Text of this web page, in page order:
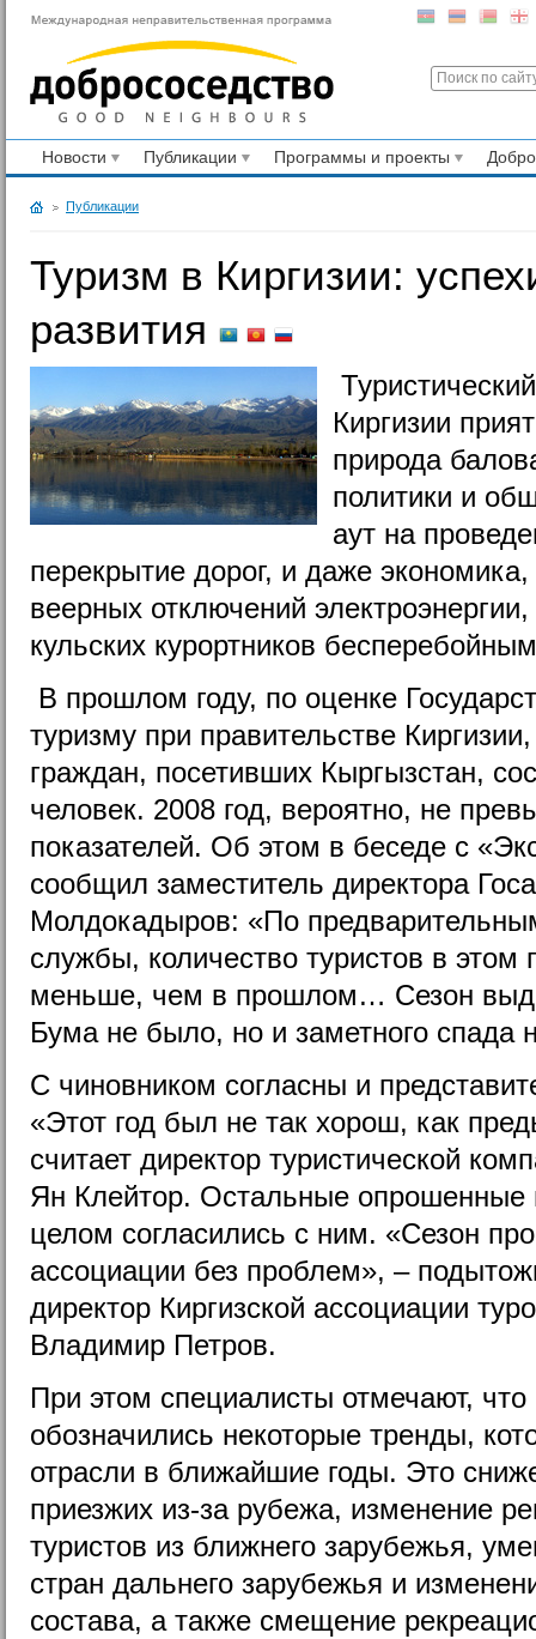
Новости Публикации Программы и проекты
Публикации
Туризм в Киргизии:
развития
Киргизии
природа
политики и
аут на
перекрытие дорог, и даже
веерных отключений
кульских курортников
В прошлом году, по оценке
туризму при правительстве
граждан, посетивших Кыргызстан,
человек. 2008 год, вероятно, не
показателей. Об этом в беседе с
сообщил заместитель директора
Молдокадыров: «По
службы, количество туристов в этом
меньше, чем в прошлом… Сезон
Бума не было, но и заметного спада
С чиновником согласны и
«Этот год был не так хорош, как
считает директор туристической
Ян Клейтор. Остальные опрошенные
целом согласились с ним. «Сезон
ассоциации без проблем», –
директор Киргизской ассоциации
Владимир Петров.
При этом специалисты отмечают,
обозначились некоторые тренды,
отрасли в ближайшие годы. Это
приезжих из-за рубежа, изменение
туристов из ближнего зарубежья,
стран дальнего зарубежья и
состава, а также смещение